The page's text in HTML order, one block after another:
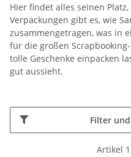
Hier findet alles seinen
Verpackungen gibt es, wie
zusammengetragen, was in
für die großen
tolle Geschenke einpacken
gut aussieht.
Filter
Artikel